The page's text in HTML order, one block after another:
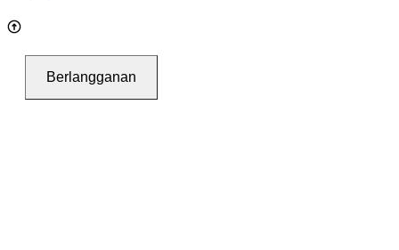
Berlangganan